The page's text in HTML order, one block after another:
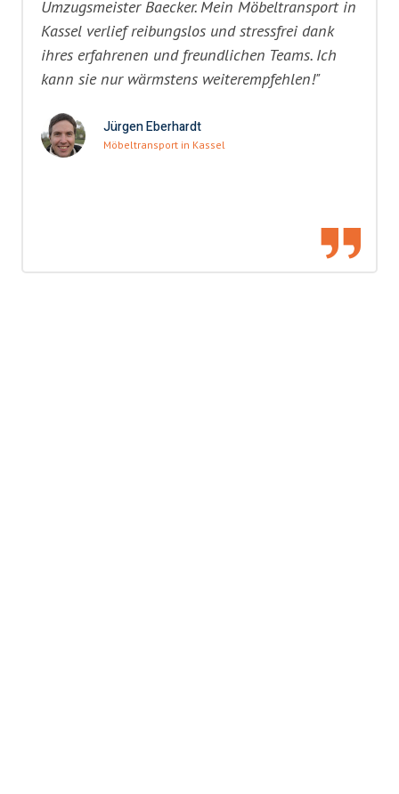
Umzugsmeister Baecker. Mein Möbeltransport in
Kassel verlief reibungslos und stressfrei dank
ihres erfahrenen und freundlichen Teams. Ich
kann sie nur wärmstens weiterempfehlen!"
Jürgen Eberhardt
Möbeltransport in Kassel